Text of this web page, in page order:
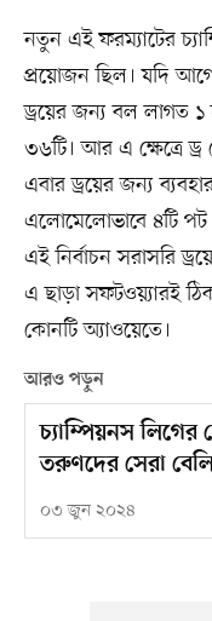
নতুন এই ফরম্যাটের
প্রয়োজন ছিল। যদি
ড্রয়ের জন্য বল লাগত ১
৩৬টি। আর এ ক্ষেত্রে
এবার ড্রয়ের জন্য
এলোমেলোভাবে ৪টি পট
এই নির্বাচন সরাসরি
এ ছাড়া সফটওয়্যারই
কোনটি অ্যাওয়েতে।
আরও পড়ুন
চ্যাম্পিয়নস লিগের
তরুণদের সেরা
০৩ জুন ২০২৪